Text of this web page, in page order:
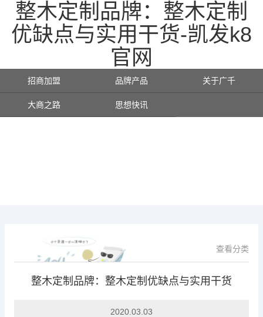
整木定制品牌：整木定制
优缺点与实用干货-凯发k8
官网
招商加盟 品牌产品 关于广千
大商之路 思想快讯
查看分类
整木定制品牌：整木定制优缺点与实用干货
2020.03.03